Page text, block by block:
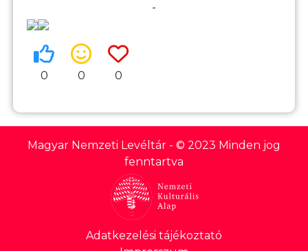
-
0 0 0
Magyar Nemzeti Levéltár - © 2023 Minden jog
fenntartva
Adatkezelési tájékoztató